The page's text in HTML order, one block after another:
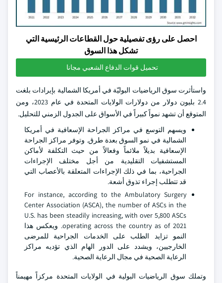
احصل على رؤى تفصيلية حول القطاعات الرئيسية التي
تشكل هذا السوق
تحميل قوات الدفاع الشعبي مجانا
واستأثرت سوق الرياضيات البوليّة في أمريكا الشمالية بإيرادات بلغت
2.4 بليون دولار من دولارات الولايات المتحدة في عام 2023، ومن
المتوقع أن تشهد نمواً كبيراً في الأسواق على الجدول الزمني للتحليل.
ويسهم التوسع في مراكز الجراحة الإسعافية في أمريكا
الشمالية في نمو السوق بعدة طرق. وتوفر مراكز الجراحة
الإسعافية بديلاً ملائماً وفعالاً من حيث التكلفة لأماكن
المستشفيات التقليدية من أجل مختلف الإجراءات
الجراحية، بما في ذلك الإجراءات المتعلقة بالأعصاب التي
قد تتطلب إجراء تذوق أشعة.
For instance, according to the Ambulatory Surgery
Center Association (ASCA), the number of ASCs in the
U.S. has been steadily increasing, with over 5,800 ASCs
operating across the country as of 2021. ويعكس هذا
النمو تزايد الطلب على الخدمات الجراحية للمرضى
الخارجيين، ويشدد على الدور الهام الذي تؤديه مراكز
الرعاية الصحية في مجال الرعاية الصحية.
وتملك سوق الرياضيات البولية في الولايات المتحدة مركزاً مهيمناً